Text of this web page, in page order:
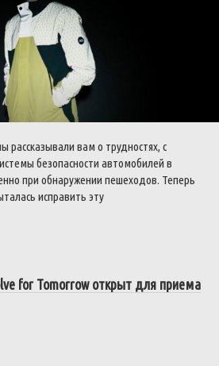
рассказывали вам о трудностях, с
безопасности автомобилей в
при обнаружении пешеходов. Теперь
исправить эту
for Tomorrow открыт для приема